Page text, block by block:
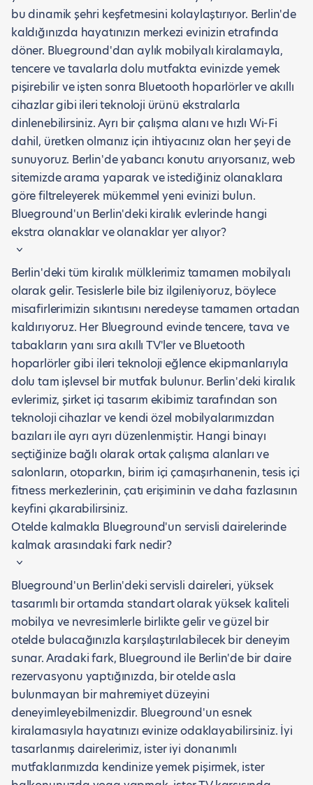
bu dinamik şehri keşfetmesini kolaylaştırıyor. Berlin'de
kaldığınızda hayatınızın merkezi evinizin etrafında
döner. Blueground'dan aylık mobilyalı kiralamayla,
tencere ve tavalarla dolu mutfakta evinizde yemek
pişirebilir ve işten sonra Bluetooth hoparlörler ve akıllı
cihazlar gibi ileri teknoloji ürünü ekstralarla
dinlenebilirsiniz. Ayrı bir çalışma alanı ve hızlı Wi-Fi
dahil, üretken olmanız için ihtiyacınız olan her şeyi de
sunuyoruz. Berlin'de yabancı konutu arıyorsanız, web
sitemizde arama yaparak ve istediğiniz olanaklara
göre filtreleyerek mükemmel yeni evinizi bulun.
Blueground'un Berlin'deki kiralık evlerinde hangi
ekstra olanaklar ve olanaklar yer alıyor?
Berlin'deki tüm kiralık mülklerimiz tamamen mobilyalı
olarak gelir. Tesislerle bile biz ilgileniyoruz, böylece
misafirlerimizin sıkıntısını neredeyse tamamen ortadan
kaldırıyoruz. Her Blueground evinde tencere, tava ve
tabakların yanı sıra akıllı TV'ler ve Bluetooth
hoparlörler gibi ileri teknoloji eğlence ekipmanlarıyla
dolu tam işlevsel bir mutfak bulunur. Berlin'deki kiralık
evlerimiz, şirket içi tasarım ekibimiz tarafından son
teknoloji cihazlar ve kendi özel mobilyalarımızdan
bazıları ile ayrı ayrı düzenlenmiştir. Hangi binayı
seçtiğinize bağlı olarak ortak çalışma alanları ve
salonların, otoparkın, birim içi çamaşırhanenin, tesis içi
fitness merkezlerinin, çatı erişiminin ve daha fazlasının
keyfini çıkarabilirsiniz.
Otelde kalmakla Blueground'un servisli dairelerinde
kalmak arasındaki fark nedir?
Blueground'un Berlin'deki servisli daireleri, yüksek
tasarımlı bir ortamda standart olarak yüksek kaliteli
mobilya ve nevresimlerle birlikte gelir ve güzel bir
otelde bulacağınızla karşılaştırılabilecek bir deneyim
sunar. Aradaki fark, Blueground ile Berlin'de bir daire
rezervasyonu yaptığınızda, bir otelde asla
bulunmayan bir mahremiyet düzeyini
deneyimleyebilmenizdir. Blueground'un esnek
kiralamasıyla hayatınızı evinize odaklayabilirsiniz. İyi
tasarlanmış dairelerimiz, ister iyi donanımlı
mutfaklarımızda kendinize yemek pişirmek, ister